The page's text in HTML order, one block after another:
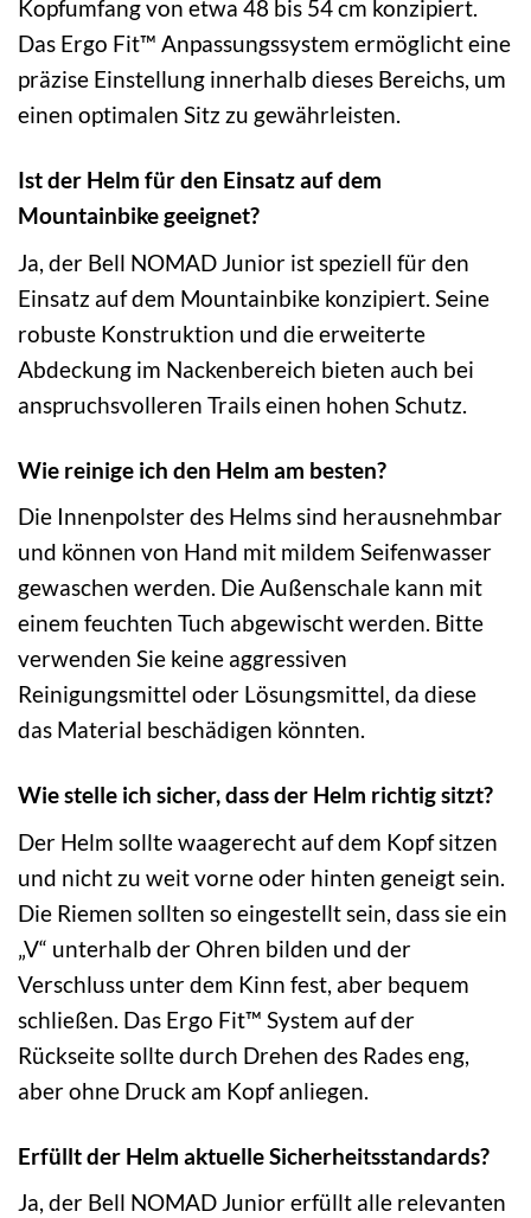
Kopfumfang von etwa 48 bis 54 cm konzipiert.
Das Ergo Fit™ Anpassungssystem ermöglicht eine
präzise Einstellung innerhalb dieses Bereichs, um
einen optimalen Sitz zu gewährleisten.
Ist der Helm für den Einsatz auf dem
Mountainbike geeignet?
Ja, der Bell NOMAD Junior ist speziell für den
Einsatz auf dem Mountainbike konzipiert. Seine
robuste Konstruktion und die erweiterte
Abdeckung im Nackenbereich bieten auch bei
anspruchsvolleren Trails einen hohen Schutz.
Wie reinige ich den Helm am besten?
Die Innenpolster des Helms sind herausnehmbar
und können von Hand mit mildem Seifenwasser
gewaschen werden. Die Außenschale kann mit
einem feuchten Tuch abgewischt werden. Bitte
verwenden Sie keine aggressiven
Reinigungsmittel oder Lösungsmittel, da diese
das Material beschädigen könnten.
Wie stelle ich sicher, dass der Helm richtig sitzt?
Der Helm sollte waagerecht auf dem Kopf sitzen
und nicht zu weit vorne oder hinten geneigt sein.
Die Riemen sollten so eingestellt sein, dass sie ein
„V“ unterhalb der Ohren bilden und der
Verschluss unter dem Kinn fest, aber bequem
schließen. Das Ergo Fit™ System auf der
Rückseite sollte durch Drehen des Rades eng,
aber ohne Druck am Kopf anliegen.
Erfüllt der Helm aktuelle Sicherheitsstandards?
Ja, der Bell NOMAD Junior erfüllt alle relevanten